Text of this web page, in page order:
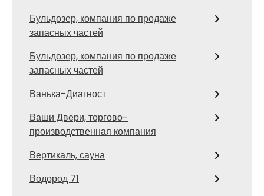
Бульдозер, компания по продаже
запасных частей
Бульдозер, компания по продаже
запасных частей
Ванька-Диагност
Ваши Двери, торгово-
производственная компания
Вертикаль, сауна
Водород 71